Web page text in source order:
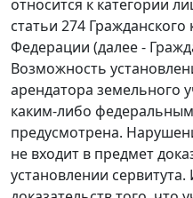
относится к категории
статьи 274 Гражданского
Федерации (далее -
Возможность
арендатора земельного
каким-либо
предусмотрена.
не входит в предмет
установлении